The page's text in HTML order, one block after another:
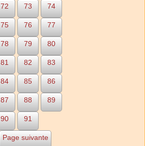
72 73 74
75 76 77
78 79 80
81 82 83
84 85 86
87 88 89
90 91
Page suivante